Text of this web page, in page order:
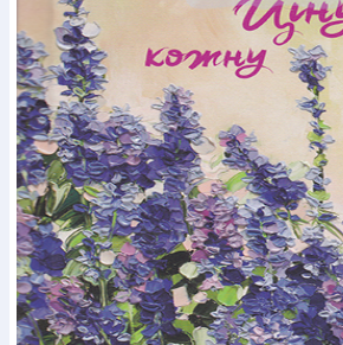
Богослов`я
Шлюб і сім`я Юдаїзм
Супутні товари
ПеріодикаАудіоРучки кулькові
Закладки для книгФутболки Брелоки
БлокнотиЩоденники / щотижневики
Вироби з кераміки і глиниВироби з
Навчальні мапиШкіряні вироби
виробиМіні-лампиНаклейки
подарунковіПлакатиПластмасові
Подарункові карткиРозвиваючі ігри
ЗошитиФотокартиниЧохли на Библії
КалендаріКанцелярскі товари
ЛистівкиСувенирна продукція